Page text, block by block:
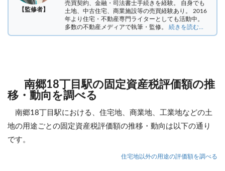
【監修者】
売買契約、金融・司法書士手続きを経験。 自身でも
土地、中古住宅、商業施設等の売買経験あり。 2016
年より住宅・不動産専門ライターとしても活動中。
多数の不動産メディアで執筆・監修。 続きを読む...
南郷18丁目駅の固定資産税評価額の推
移・動向を調べる
南郷18丁目駅における、住宅地、商業地、工業地などの土
地の用途ごとの固定資産税評価額の推移・動向は以下の通り
です。
住宅地以外の用途の評価額を調べる